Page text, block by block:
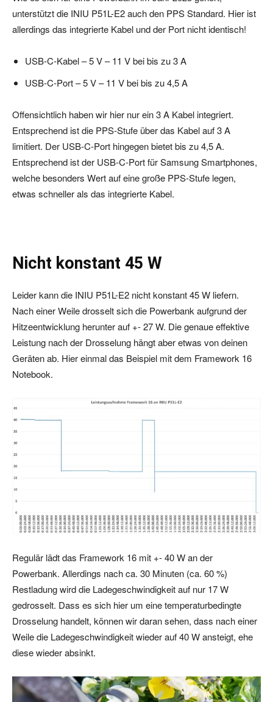
unterstützt die INIU P51L-E2 auch den PPS Standard. Hier ist
allerdings das integrierte Kabel und der Port nicht identisch!
USB-C-Kabel – 5 V – 11 V bei bis zu 3 A
USB-C-Port – 5 V – 11 V bei bis zu 4,5 A
Offensichtlich haben wir hier nur ein 3 A Kabel integriert.
Entsprechend ist die PPS-Stufe über das Kabel auf 3 A
limitiert. Der USB-C-Port hingegen bietet bis zu 4,5 A.
Entsprechend ist der USB-C-Port für Samsung Smartphones,
welche besonders Wert auf eine große PPS-Stufe legen,
etwas schneller als das integrierte Kabel.
Nicht konstant 45 W
Leider kann die INIU P51L-E2 nicht konstant 45 W liefern.
Nach einer Weile drosselt sich die Powerbank aufgrund der
Hitzeentwicklung herunter auf +- 27 W. Die genaue effektive
Leistung nach der Drosselung hängt aber etwas von deinen
Geräten ab. Hier einmal das Beispiel mit dem Framework 16
Notebook.
Regulär lädt das Framework 16 mit +- 40 W an der
Powerbank. Allerdings nach ca. 30 Minuten (ca. 60 %)
Restladung wird die Ladegeschwindigkeit auf nur 17 W
gedrosselt. Dass es sich hier um eine temperaturbedingte
Drosselung handelt, können wir daran sehen, dass nach einer
Weile die Ladegeschwindigkeit wieder auf 40 W ansteigt, ehe
diese wieder absinkt.